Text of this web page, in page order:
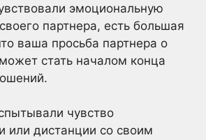
эмоциональную
партнера, есть большая
ваша просьба партнера о
стать началом конца
чувство
или дистанции со своим